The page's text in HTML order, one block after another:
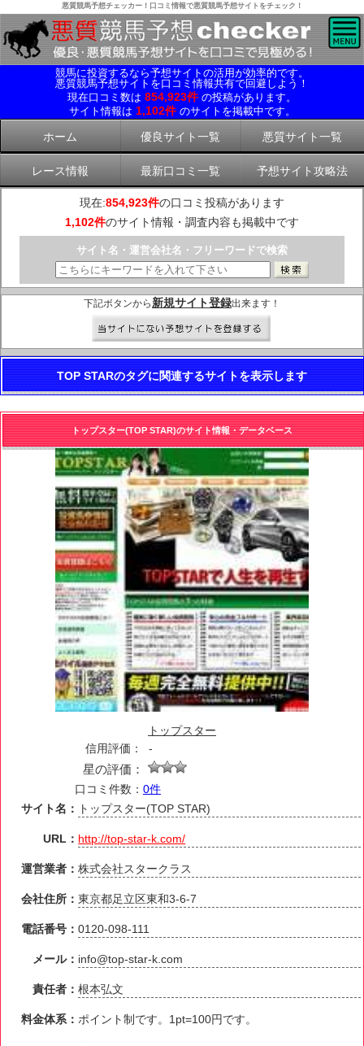
悪質競馬予想チェッカー！口コミ情報で悪質競馬予想サイトをチェック！
競馬に投資するなら予想サイトの活用が効率的です。
悪質競馬予想サイトを口コミ情報共有で回避しよう！
現在口コミ数は 854,923件 の投稿があります。
サイト情報は 1,102件 のサイトを掲載中です。
ホーム 優良サイト一覧 悪質サイト一覧
レース情報 最新口コミ一覧 予想サイト攻略法
現在:854,923件の口コミ投稿があります
1,102件のサイト情報・調査内容も掲載中です
サイト名・運営会社名・フリーワードで検索
下記ボタンから 新規サイト登録出来ます！
TOP STARのタグに関連するサイトを表示します
トップスター(TOP STAR)のサイト情報・データベース
トップスター
信用評価：
-
星の評価：
口コミ件数： 0件
サイト名：
トップスター(TOP STAR)
URL： http://top-star-k.com/
運営業者：株式会社スタークラス
会社住所：東京都足立区東和3-6-7
電話番号：0120-098-111
メール： info@top-star-k.com
責任者：根本弘文
料金体系： ポイント制です。1pt=100円です。